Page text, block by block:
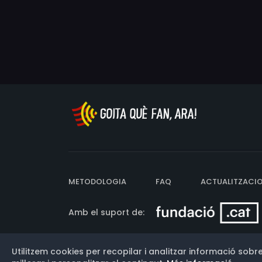
METODOLOGIA FAQ
Amb el suport de:
Versió: 3.13.0.202607011342
Utilitzem cookies per recopilar i analitzar informació